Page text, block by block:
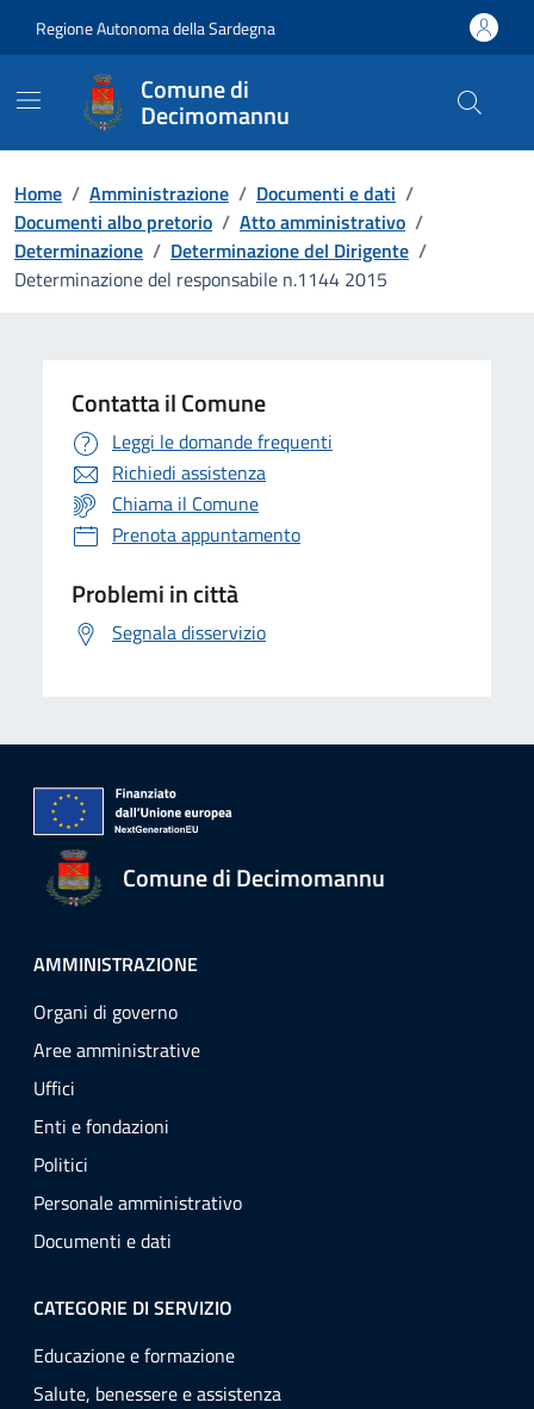
Regione Autonoma della Sardegna
Comune di
Decimomannu
Home / Amministrazione / Documenti e dati /
Documenti albo pretorio / Atto amministrativo /
Determinazione / Determinazione del Dirigente /
Determinazione del responsabile n.1144 2015
Contatta il Comune
Leggi le domande frequenti
Richiedi assistenza
Chiama il Comune
Prenota appuntamento
Problemi in città
Segnala disservizio
Comune di Decimomannu
AMMINISTRAZIONE
Organi di governo
Aree amministrative
Uffici
Enti e fondazioni
Politici
Personale amministrativo
Documenti e dati
CATEGORIE DI SERVIZIO
Educazione e formazione
Salute, benessere e assistenza